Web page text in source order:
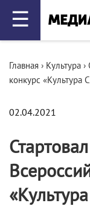
☰
Главная › Культура ›
конкурс «Культура
02.04.2021